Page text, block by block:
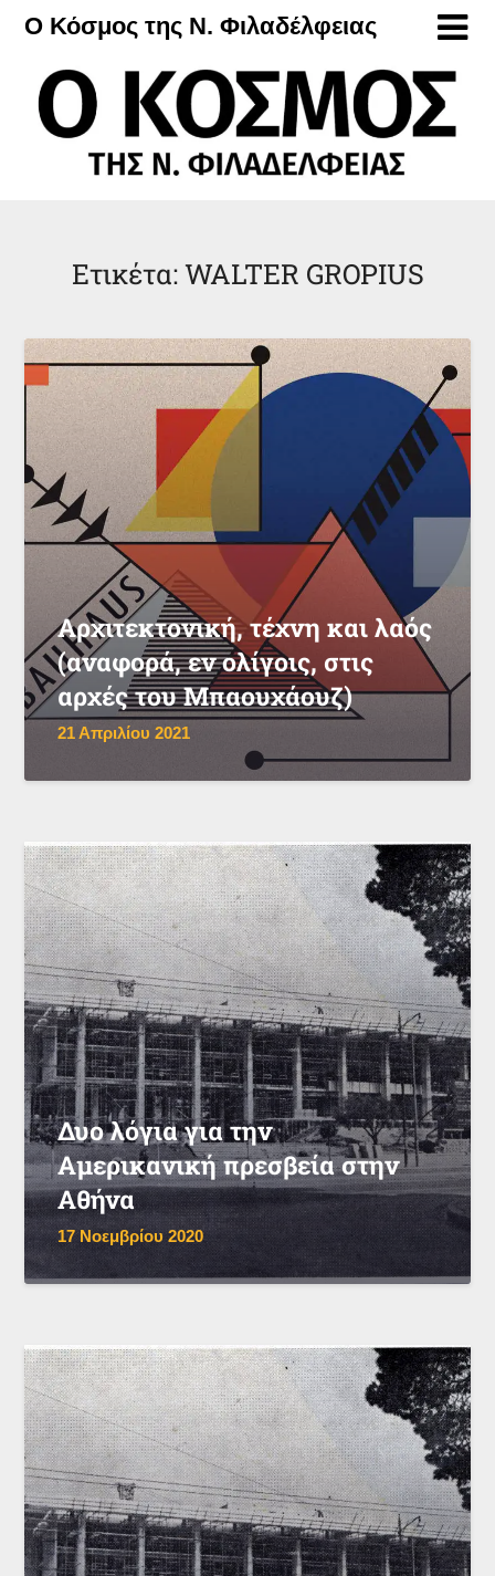
Μετάβαση
περιεχόμενο
Ο Κόσμος της Ν. Φιλαδέλφειας
Ετικέτα: WALTER GROPIUS
Αρχιτεκτονική, τέχνη και λαός
(αναφορά, εν ολίγοις, στις
αρχές του Μπαουχάουζ)
21 Απριλίου 2021
Δυο λόγια για την
Αμερικανική πρεσβεία στην
Αθήνα
17 Νοεμβρίου 2020